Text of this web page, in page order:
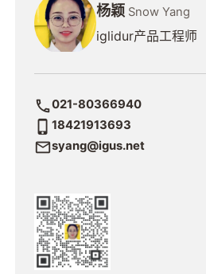
杨颖 Snow Yang
iglidur产品工程师
021-80366940
18421913693
syang@igus.net